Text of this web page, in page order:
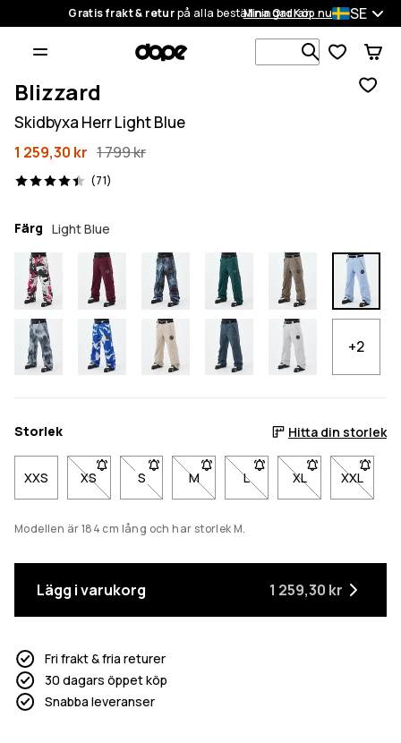
Gratis frakt & returpå alla beställningarKöp nu
Mina Ordrar SE
Sök bland
Blizzard
Skidbyxa Herr Light Blue
1 259,30 kr 1 799 kr
(71)
71 recensioner, 4.4/5
Färg Light Blue
+2
Storlek Hitta din storlek
XXS XS- Storlek XS är inte tillgänglig. Klicka för att bli
S- Storlek S är inte tillgänglig. Klicka för att
M- Storlek M är inte tillgänglig.
L- Storlek L är inte
XL- Storlek XL är
XXL
-
Modellen är 184 cm lång och har storlek M.
Lägg i varukorg 1 259,30 kr
Fri frakt & fria returer
30 dagars öppet köp
Snabba leveranser